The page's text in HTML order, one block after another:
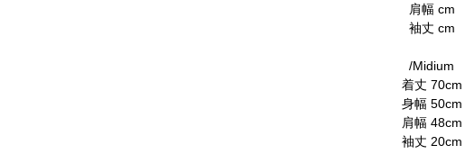
肩幅 cm
袖丈 cm
/Midium
着丈 70cm
身幅 50cm
肩幅 48cm
袖丈 20cm